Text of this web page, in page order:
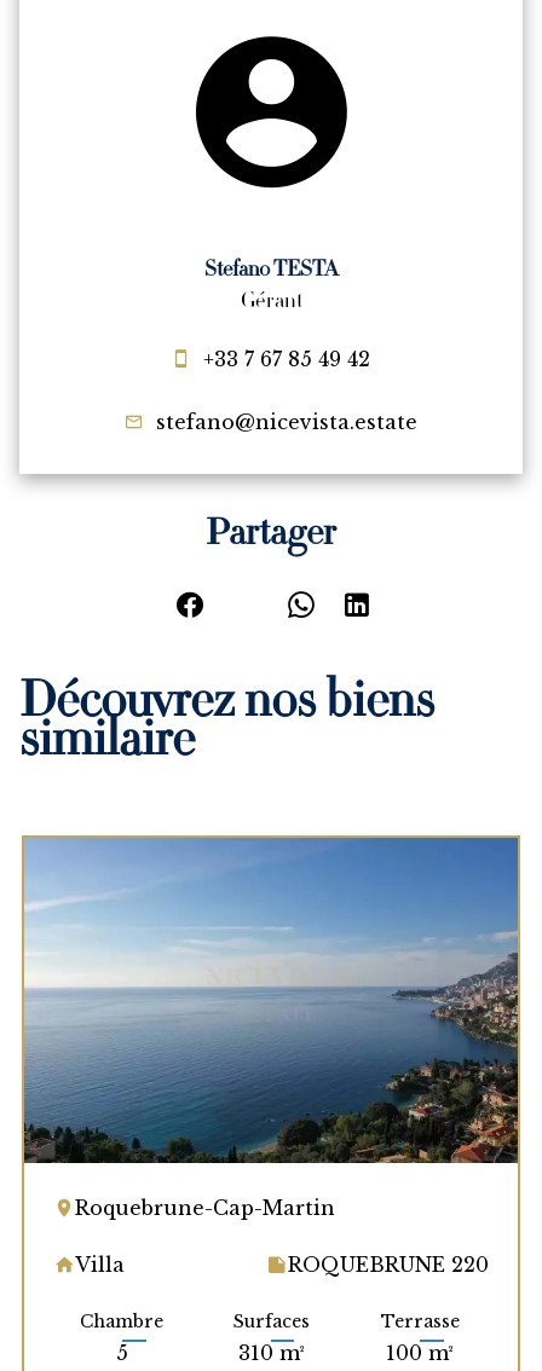
Stefano TESTA
Gérant
+33 7 67 85 49 42
stefano@nicevista.estate
Partager
Découvrez nos biens
similaire
Roquebrune-Cap-Martin
Villa ROQUEBRUNE 220
Chambre
5
Surfaces
310 m²
Terrasse
100 m²